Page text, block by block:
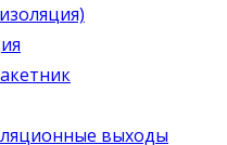
выходы